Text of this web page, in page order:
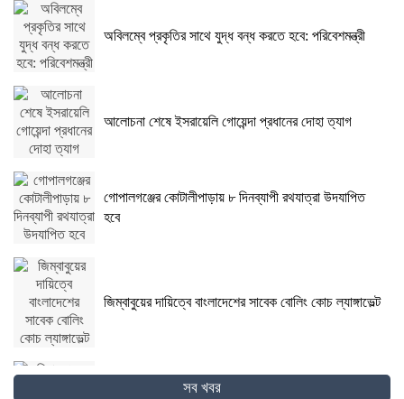
অবিলম্বে প্রকৃতির সাথে যুদ্ধ বন্ধ করতে হবে: পরিবেশমন্ত্রী
আলোচনা শেষে ইসরায়েলি গোয়েন্দা প্রধানের দোহা ত্যাগ
গোপালগঞ্জের কোটালীপাড়ায় ৮ দিনব্যাপী রথযাত্রা উদযাপিত
হবে
জিম্বাবুয়ের দায়িত্বে বাংলাদেশের সাবেক বোলিং কোচ ল্যাঙ্গাভেল্ট
সব খবর